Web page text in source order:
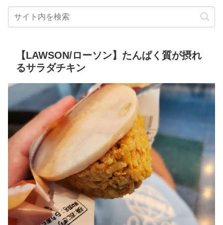
【LAWSON/ローソン】たんぱく質が摂れ
るサラダチキン